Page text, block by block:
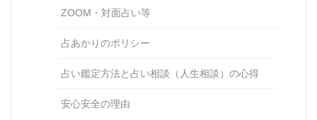
ZOOM・対面占い等
占あかりのポリシー
占い鑑定方法と占い相談（人生相談）の心得
安心安全の理由